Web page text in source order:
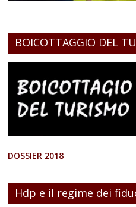
BOICOTTAGGIO DEL
DOSSIER 2018
Hdp e il regime dei